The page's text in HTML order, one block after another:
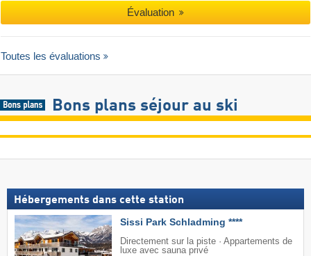
Évaluation
Toutes les évaluations
Bons plans séjour au ski
Hébergements dans cette station
Sissi Park Schladming ****
Directement sur la piste · Appartements de
luxe avec sauna privé